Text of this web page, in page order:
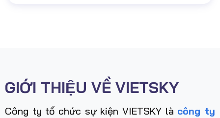
GIỚI THIỆU VỀ VIETSKY
Công ty tổ chức sự kiện VIETSKY là công ty